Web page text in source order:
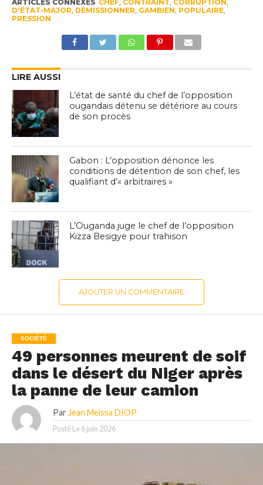
ARTICLES CONNEXES CHEF, CONTRAINT CORRUPTION
D'ÉTAT-MAJOR DÉMISSIONNER GAMBIEN POPULAIRE,
PRESSION
LIRE AUSSI
L’état de santé du chef de l’opposition
ougandais détenu se détériore au cours
de son procès
Gabon : L’opposition dénonce les
conditions de détention de son chef, les
qualifiant d’« arbitraires »
L’Ouganda juge le chef de l’opposition
Kizza Besigye pour trahison
AJOUTER UN COMMENTAIRE
SOCIÉTÉ
49 personnes meurent de soif
dans le désert du Niger après
la panne de leur camion
Par Jean Meïssa DIOP
Posté Le 6 juin 2026